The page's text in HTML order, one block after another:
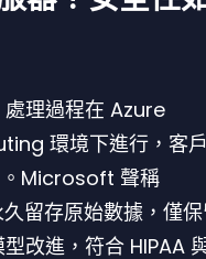
理過程在 Azure
環境下進行，客
。Microsoft 聲稱
留存原始數據，僅
改進，符合 HIPAA